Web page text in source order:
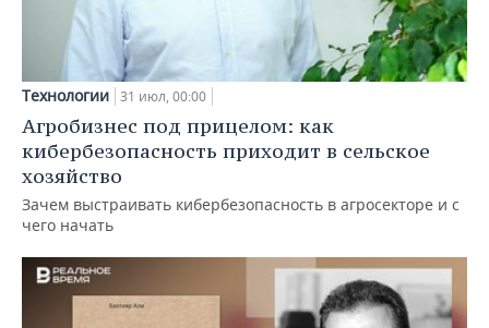
Технологии 31 июл, 00:00
Агробизнес под прицелом: как
кибербезопасность приходит в сельское
хозяйство
Зачем выстраивать кибербезопасность в агросекторе и с
чего начать